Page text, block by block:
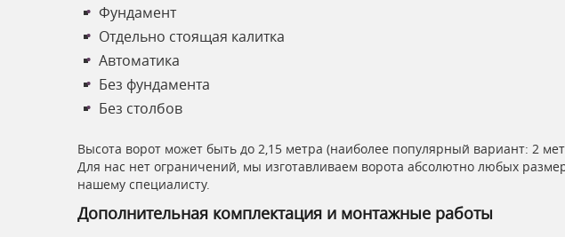
Фундамент
Отдельно стоящая калитка
Автоматика
Без фундамента
Без столбов
Высота ворот может быть до 2,15 метра (наиболее популярный вариант: 2
Для нас нет ограничений, мы изготавливаем ворота абсолютно любых
нашему специалисту.
Дополнительная комплектация и монтажные работы